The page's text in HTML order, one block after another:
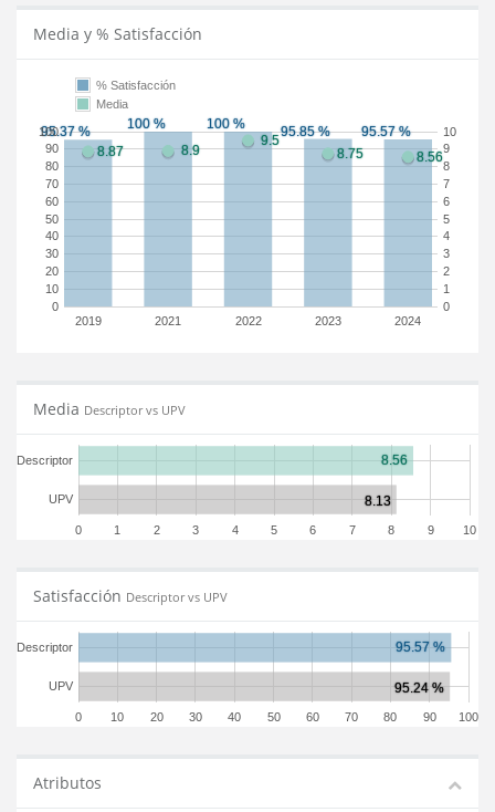
Media y % Satisfacción
2019 2021 2022 2023 2024
0
10
20
30
40
50
60
70
80
90
100
0
1
2
3
4
5
6
7
8
9
10
% Satisfacción
Media
Media Descriptor vs UPV
0 1 2 3 4 5 6 7 8 9 10
UPV
Descriptor
Satisfacción Descriptor vs UPV
0 10 20 30 40 50 60 70 80 90 100
UPV
Descriptor
Atributos